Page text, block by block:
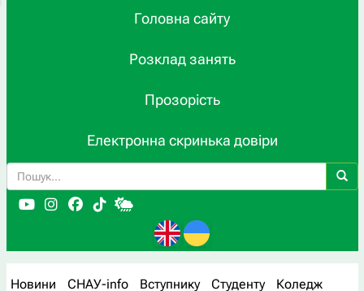
Головна сайту
Розклад занять
Прозорість
Електронна скринька довіри
Новини СНАУ-info Вступнику Студенту
Коледж